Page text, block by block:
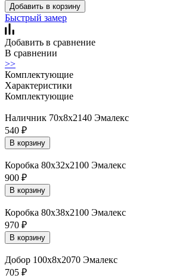
Добавить в корзину
Быстрый замер
Добавить в сравнение
В сравнении
>>
Комплектующие
Характеристики
Комплектующие
Наличник 70х8х2140 Эмалекс
540 ₽
В корзину
Коробка 80х32х2100 Эмалекс
900 ₽
В корзину
Коробка 80х38х2100 Эмалекс
970 ₽
В корзину
Добор 100х8х2070 Эмалекс
705 ₽